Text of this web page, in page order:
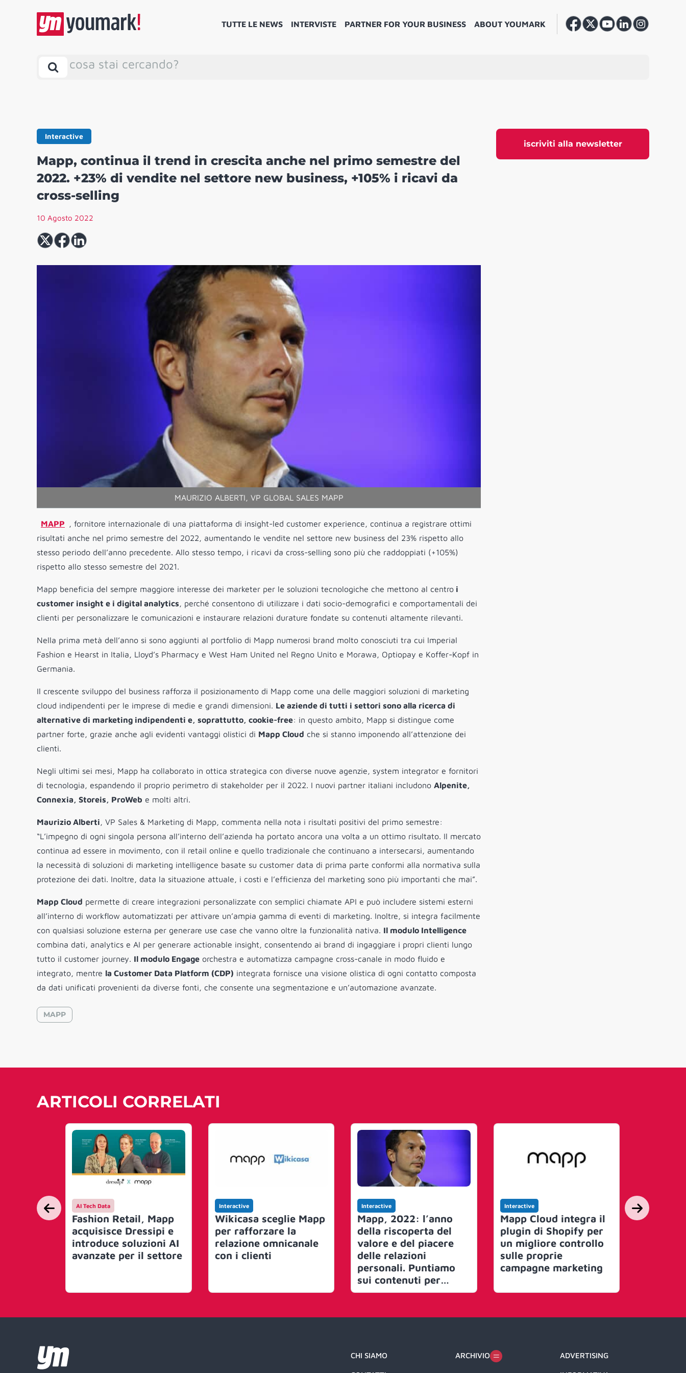
TUTTE LE NEWS INTERVISTE PARTNER FOR YOUR BUSINESS ABOUT YOUMARK
cosa stai cercando?
iscriviti alla newsletter
Interactive
Mapp, continua il trend in crescita anche nel primo semestre del
2022. +23% di vendite nel settore new business, +105% i ricavi da
cross-selling
10 Agosto 2022
MAURIZIO ALBERTI, VP GLOBAL SALES MAPP
MAPP
, fornitore internazionale di una piattaforma di insight-led customer experience, continua a registrare ottimi
risultati anche nel primo semestre del 2022, aumentando le vendite nel settore new business del 23% rispetto allo
stesso periodo dell’anno precedente. Allo stesso tempo, i ricavi da cross-selling sono più che raddoppiati (+105%)
rispetto allo stesso semestre del 2021.
Mapp beneficia del sempre maggiore interesse dei marketer per le soluzioni tecnologiche che mettono al centro i
customer insight e i digital analytics, perché consentono di utilizzare i dati socio-demografici e comportamentali dei
clienti per personalizzare le comunicazioni e instaurare relazioni durature fondate su contenuti altamente rilevanti.
Nella prima metà dell’anno si sono aggiunti al portfolio di Mapp numerosi brand molto conosciuti tra cui Imperial
Fashion e Hearst in Italia, Lloyd’s Pharmacy e West Ham United nel Regno Unito e Morawa, Optiopay e Koffer-Kopf in
Germania.
Il crescente sviluppo del business rafforza il posizionamento di Mapp come una delle maggiori soluzioni di marketing
cloud indipendenti per le imprese di medie e grandi dimensioni. Le aziende di tutti i settori sono alla ricerca di
alternative di marketing indipendenti e, soprattutto, cookie-free: in questo ambito, Mapp si distingue come
partner forte, grazie anche agli evidenti vantaggi olistici di Mapp Cloud che si stanno imponendo all’attenzione dei
clienti.
Negli ultimi sei mesi, Mapp ha collaborato in ottica strategica con diverse nuove agenzie, system integrator e fornitori
di tecnologia, espandendo il proprio perimetro di stakeholder per il 2022. I nuovi partner italiani includono Alpenite,
Connexia, Storeis, ProWeb e molti altri.
Maurizio Alberti, VP Sales & Marketing di Mapp, commenta nella nota i risultati positivi del primo semestre:
“L’impegno di ogni singola persona all’interno dell’azienda ha portato ancora una volta a un ottimo risultato. Il mercato
continua ad essere in movimento, con il retail online e quello tradizionale che continuano a intersecarsi, aumentando
la necessità di soluzioni di marketing intelligence basate su customer data di prima parte conformi alla normativa sulla
protezione dei dati. Inoltre, data la situazione attuale, i costi e l’efficienza del marketing sono più importanti che mai”.
Mapp Cloud permette di creare integrazioni personalizzate con semplici chiamate API e può includere sistemi esterni
all’interno di workflow automatizzati per attivare un’ampia gamma di eventi di marketing. Inoltre, si integra facilmente
con qualsiasi soluzione esterna per generare use case che vanno oltre la funzionalità nativa. Il modulo Intelligence
combina dati, analytics e AI per generare actionable insight, consentendo ai brand di ingaggiare i propri clienti lungo
tutto il customer journey. Il modulo Engage orchestra e automatizza campagne cross-canale in modo fluido e
integrato, mentre la Customer Data Platform (CDP) integrata fornisce una visione olistica di ogni contatto composta
da dati unificati provenienti da diverse fonti, che consente una segmentazione e un’automazione avanzate.
MAPP
ARTICOLI CORRELATI
AI Tech Data
Fashion Retail, Mapp
acquisisce Dressipi e
introduce soluzioni AI
avanzate per il settore
Interactive
Wikicasa sceglie Mapp
per rafforzare la
relazione omnicanale
con i clienti
Interactive
Mapp, 2022: l’anno
della riscoperta del
valore e del piacere
delle relazioni
personali. Puntiamo
sui contenuti per
raccontare la nostra
storie dei nostri clienti
Interactive
Mapp Cloud integra il
plugin di Shopify per
un migliore controllo
sulle proprie
campagne marketing
Interactive
Mapp,
CHI SIAMO ARCHIVIO ADVERTISING